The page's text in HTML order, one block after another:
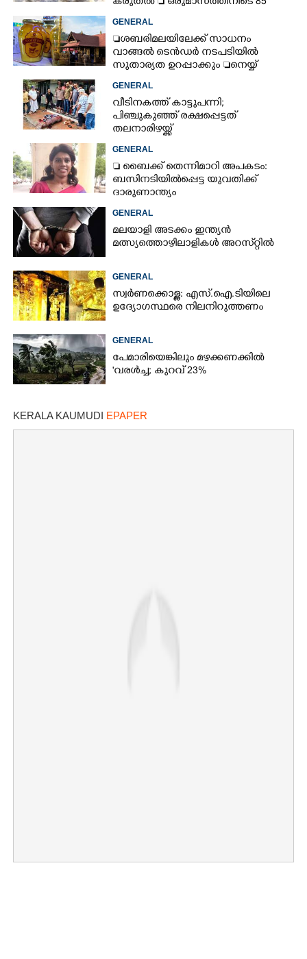
GENERAL
ശബരിമലയിലേക്ക് സാധനം
വാങ്ങൽ ടെൻ‌ഡർ നടപടിയിൽ
സുതാര്യത ഉറപ്പാക്കും നെയ്യ്
GENERAL
വീടിനകത്ത് കാട്ടുപന്നി;
പിഞ്ചുകുഞ്ഞ് രക്ഷപ്പെട്ടത്
തലനാരിഴയ്ക്ക്
GENERAL
 ബൈക്ക് തെന്നിമാറി അപകടം:
ബസിനടിയിൽപ്പെട്ട യുവതിക്ക്
ദാരുണാന്ത്യം
GENERAL
മലയാളി അടക്കം ഇന്ത്യൻ
മത്സ്യത്തൊഴിലാളികൾ അറസ്‌റ്റിൽ
GENERAL
സ്വർണക്കൊള്ള: എസ്.ഐ.ടിയിലെ
ഉദ്യോഗസ്ഥരെ നിലനിറുത്തണം
GENERAL
പേമാരിയെങ്കിലും മഴക്കണക്കിൽ
'വരൾച്ച; കുറവ് 23%
KERALA KAUMUDI EPAPER